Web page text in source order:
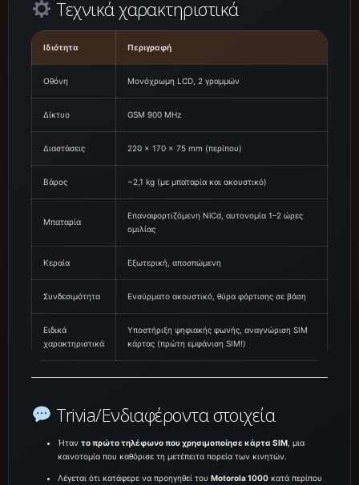
Τεχνικά χαρακτηριστικά
Ιδιότητα Περιγραφή
Οθόνη Μονόχρωμη LCD, 2 γραμμών
Δίκτυο GSM 900 MHz
Διαστάσεις 220 × 170 × 75 mm (περίπου)
Βάρος ~2,1 kg (με μπαταρία και ακουστικό)
Μπαταρία
Επαναφορτιζόμενη NiCd, αυτονομία 1–2 ώρες
ομιλίας
Κεραία Εξωτερική, αποσπώμενη
Συνδεσιμότητα Ενσύρματο ακουστικό, θύρα φόρτισης σε βάση
Ειδικά
χαρακτηριστικά
Υποστήριξη ψηφιακής φωνής, αναγνώριση SIM
κάρτας (πρώτη εμφάνιση SIM!)
Trivia/Ενδιαφέροντα στοιχεία
Ήταν το πρώτο τηλέφωνο που χρησιμοποίησε κάρτα SIM, μια
καινοτομία που καθόρισε τη μετέπειτα πορεία των κινητών.
Λέγεται ότι κατάφερε να προηγηθεί του Motorola 1000κατά περίπου